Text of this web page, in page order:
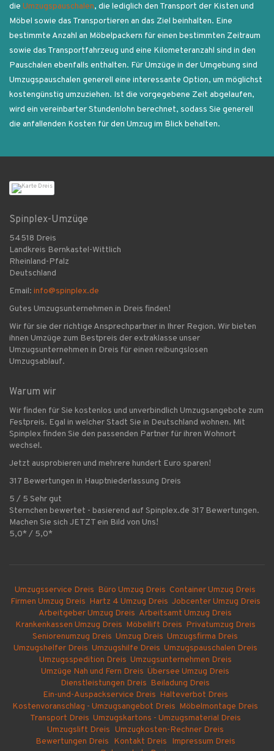
die Umzugspauschalen, die lediglich den Transport der Kisten und
Möbel sowie das Transportieren an das Ziel beinhalten. Eine
bestimmte Anzahl an Möbelpackern für einen bestimmten Zeitraum
sowie das Transportfahrzeug und eine Kilometeranzahl sind in den
Pauschalen ebenfalls enthalten. Für Umzüge in der Umgebung sind
Umzugspauschalen generell eine interessante Option, um möglichst
kostengünstig umzuziehen. Ist die vorgegebene Zeit abgelaufen,
wird ein vereinbarter Stundenlohn berechnet, sodass Sie generell
die anfallenden Kosten für den Umzug im Blick behalten.
Spinplex-Umzüge
54518 Dreis
Landkreis Bernkastel-Wittlich
Rheinland-Pfalz
Deutschland
Email: info@spinplex.de
Gutes Umzugsunternehmen in Dreis finden!
Wir für sie der richtige Ansprechpartner in Ihrer Region. Wir bieten
ihnen Umzüge zum Bestpreis der extraklasse unser
Umzugsunternehmen in Dreis für einen reibungslosen
Umzugsablauf.
Warum wir
Wir finden für Sie kostenlos und unverbindlich Umzugsangebote zum
Festpreis. Egal in welcher Stadt Sie in Deutschland wohnen. Mit
Spinplex finden Sie den passenden Partner für ihren Wohnort
wechsel.
Jetzt ausprobieren und mehrere hundert Euro sparen!
317 Bewertungen in Hauptniederlassung Dreis
5 / 5 Sehr gut
Sternchen bewertet - basierend auf Spinplex.de 317 Bewertungen.
Machen Sie sich JETZT ein Bild von Uns!
5,0* / 5,0*
Umzugsservice Dreis Büro Umzug Dreis Container Umzug Dreis
Firmen Umzug Dreis Hartz 4 Umzug Dreis Jobcenter Umzug Dreis
Arbeitgeber Umzug Dreis Arbeitsamt Umzug Dreis
Krankenkassen Umzug Dreis Möbellift Dreis Privatumzug Dreis
Seniorenumzug Dreis Umzug Dreis Umzugsfirma Dreis
Umzugshelfer Dreis Umzugshilfe Dreis Umzugspauschalen Dreis
Umzugsspedition Dreis Umzugsunternehmen Dreis
Umzüge Nah und Fern Dreis Übersee Umzug Dreis
Dienstleistungen Dreis Beiladung Dreis
Ein-und-Auspackservice Dreis Halteverbot Dreis
Kostenvoranschlag - Umzugsangebot Dreis Möbelmontage Dreis
Transport Dreis Umzugskartons - Umzugsmaterial Dreis
Umzugslift Dreis Umzugkosten-Rechner Dreis
Bewertungen Dreis Kontakt Dreis Impressum Dreis